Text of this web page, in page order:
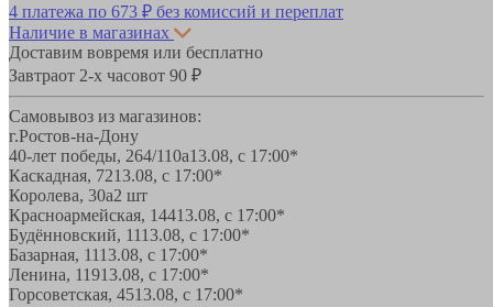
4 платежа по 673 ₽ без комиссий и переплат
Наличие в магазинах
Доставим вовремя или бесплатно
Завтраот 2-х часовот 90 ₽
Самовывоз из магазинов:
г.Ростов-на-Дону
40-лет победы, 264/110а13.08, с 17:00*
Каскадная, 7213.08, с 17:00*
Королева, 30а2 шт
Красноармейская, 14413.08, с 17:00*
Будённовский, 1113.08, с 17:00*
Базарная, 1113.08, с 17:00*
Ленина, 11913.08, с 17:00*
Горсоветская, 4513.08, с 17:00*